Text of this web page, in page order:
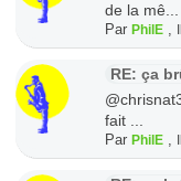
de la mê...
ParPhilE ,
RE: ça
fait ...
ParPhilE ,